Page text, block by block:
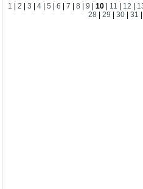
1 2 3 4 5 6 7 8 9 10 11 12
28
29 30 31